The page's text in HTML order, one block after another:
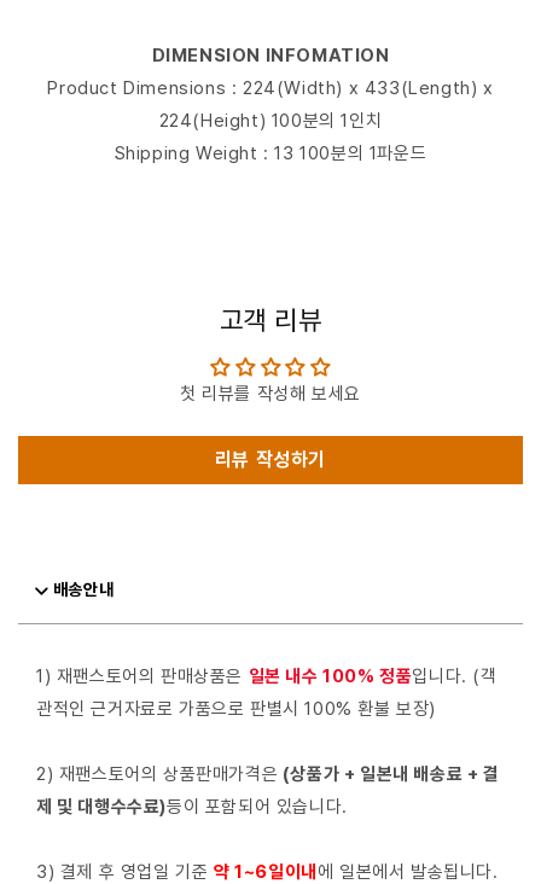
DIMENSION INFOMATION
Product Dimensions : 224(Width) x 433(Length) x
224(Height) 100분의 1인치
Shipping Weight : 13 100분의 1파운드
고객 리뷰
첫 리뷰를 작성해 보세요
리뷰 작성하기
배송안내
1) 재팬스토어의 판매상품은 일본 내수 100% 정품입니다. (객
관적인 근거자료로 가품으로 판별시 100% 환불 보장)
2) 재팬스토어의 상품판매가격은 (상품가 + 일본내 배송료 + 결
제 및 대행수수료)등이 포함되어 있습니다.
3) 결제 후 영업일 기준 약 1~6일이내 에 일본에서 발송됩니다.